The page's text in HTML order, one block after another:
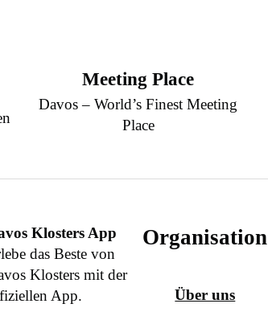
Meeting Place
Davos – World’s Finest Meeting
Place
Klosters App
das Beste von
Klosters mit der
App.
Organisation
Über uns